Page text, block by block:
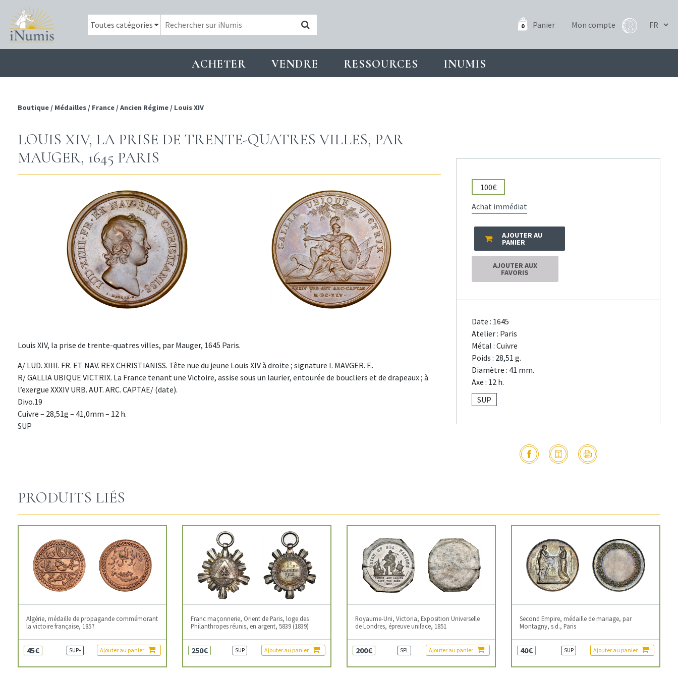
0 Panier Mon compte
ACHETER VENDRE RESSOURCES INUMIS
Boutique / Médailles / France /Ancien Régime / Louis XIV
LOUIS XIV, LA PRISE DE TRENTE-QUATRES VILLES, PAR
MAUGER, 1645 PARIS
Louis XIV, la prise de trente-quatres villes, par Mauger, 1645 Paris.
A/ LUD. XIIII. FR. ET NAV. REX CHRISTIANISS. Tête nue du jeune Louis XIV à droite ; signature I. MAVGER. F..
R/ GALLIA UBIQUE VICTRIX. La France tenant une Victoire, assise sous un laurier, entourée de boucliers et de drapeaux ; à
l’exergue XXXIV URB. AUT. ARC. CAPTAE/ (date).
Divo.19
Cuivre – 28,51g – 41,0mm – 12 h.
SUP
100€
Achat immédiat
AJOUTER AU
PANIER
AJOUTER AUX
FAVORIS
Date : 1645
Atelier : Paris
Métal : Cuivre
Poids : 28,51 g.
Diamètre : 41 mm.
Axe : 12 h.
SUP
PRODUITS LIÉS
Algérie, médaille de propagande commémorant
la victoire française, 1857
45€ SUP+ Ajouter au panier
Franc maçonnerie, Orient de Paris, loge des
Philanthropes réunis, en argent, 5839 (1839)
250€ SUP Ajouter au panier
Royaume-Uni, Victoria, Exposition Universelle
de Londres, épreuve uniface, 1851
200€ SPL Ajouter au panier
Second Empire, médaille de mariage, par
Montagny, s.d., Paris
40€ SUP Ajouter au panier